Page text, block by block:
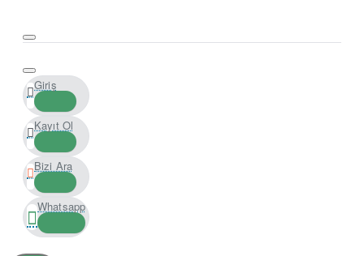
Giriş
Kayıt Ol
Bizi Ara
Whatsapp